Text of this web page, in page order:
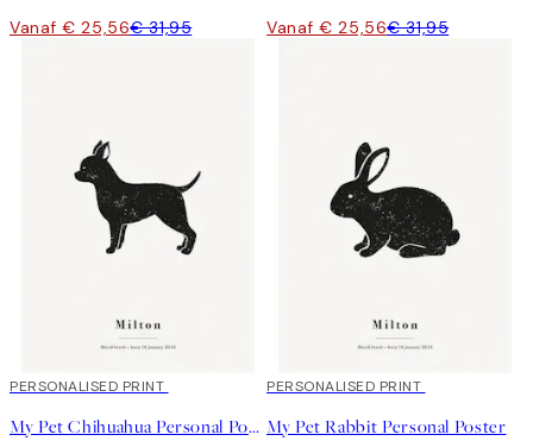
Vanaf € 25,56€ 31,95 Vanaf € 25,56€ 31,95
20%*
PERSONALISED PRINT
My Pet Chihuahua Personal Poster
20%*
PERSONALISED PRINT
My Pet Rabbit Personal Poster